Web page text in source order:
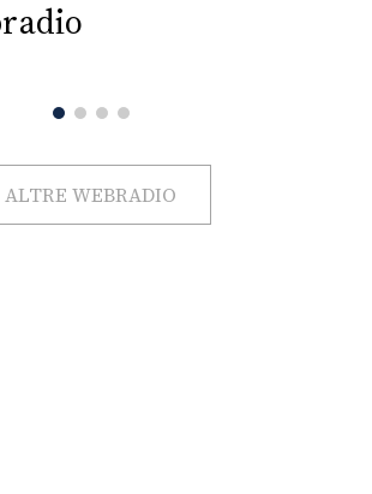
ALTRE WEBRADIO